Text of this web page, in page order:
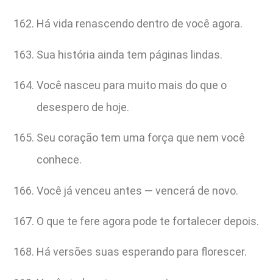
Há vida renascendo dentro de você agora.
Sua história ainda tem páginas lindas.
Você nasceu para muito mais do que o
desespero de hoje.
Seu coração tem uma força que nem você
conhece.
Você já venceu antes — vencerá de novo.
O que te fere agora pode te fortalecer depois.
Há versões suas esperando para florescer.